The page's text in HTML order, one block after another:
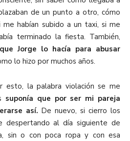
de un punto a otro, cómo
me habían subido a un taxi, si me
terminado la fiesta. También,
Jorge lo hacía para abusar
lo hizo por muchos años.
esto, la palabra violación se me
suponía que por ser mi pareja
así. De nuevo, si cierro los
despertando al día siguiente de
sin o con poca ropa y con esa